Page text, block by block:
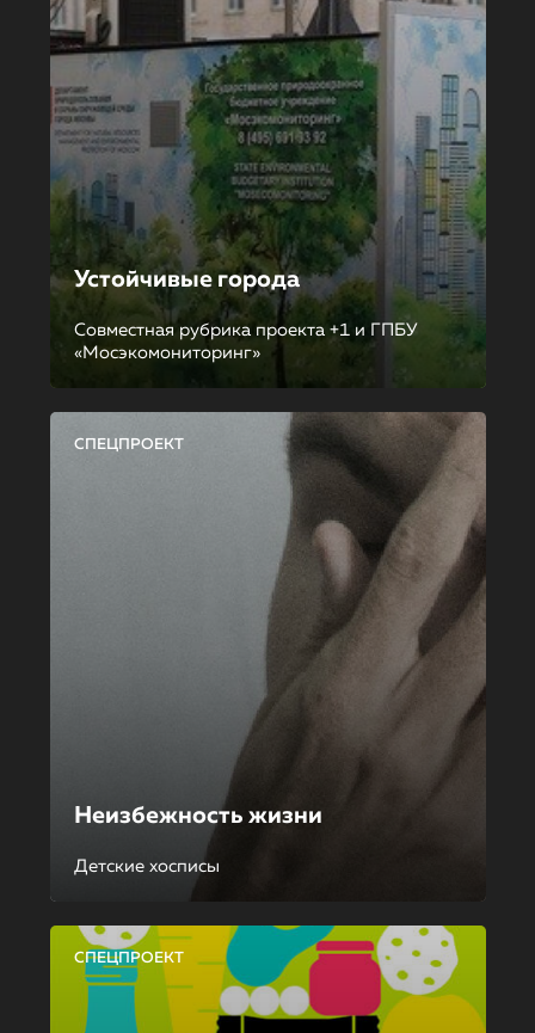
Устойчивые города
Совместная рубрика проекта +1 и ГПБУ
«Мосэкомониторинг»
СПЕЦПРОЕКТ
Неизбежность жизни
Детские хосписы
СПЕЦПРОЕКТ